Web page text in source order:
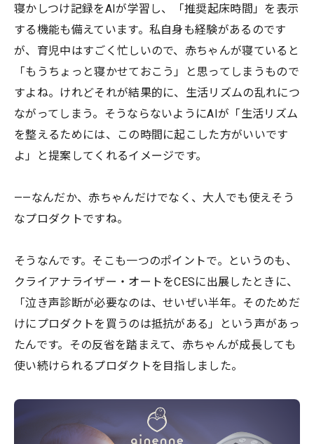
寝かしつけ記録をAIが学習し、「推奨起床時間」を表示
する機能も備えています。私自身も経験があるのです
が、育児中はすごく忙しいので、赤ちゃんが寝ていると
「もうちょっと寝かせておこう」と思ってしまうもので
すよね。けれどそれが結果的に、生活リズムの乱れにつ
ながってしまう。そうならないようにAIが「生活リズム
を整えるためには、この時間に起こした方がいいです
よ」と提案してくれるイメージです。
——なんだか、赤ちゃんだけでなく、大人でも使えそう
なプロダクトですね。
そうなんです。そこも一つのポイントで。というのも、
クライアナライザー・オートをCESに出展したときに、
「泣き声診断が必要なのは、せいぜい半年。そのためだ
けにプロダクトを買うのは抵抗がある」という声があっ
たんです。その反省を踏まえて、赤ちゃんが成長しても
使い続けられるプロダクトを目指しました。